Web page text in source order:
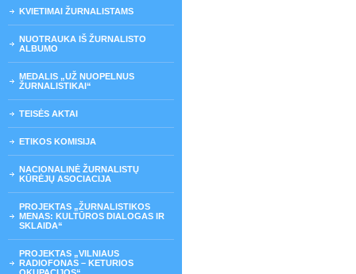
KVIETIMAI ŽURNALISTAMS
NUOTRAUKA IŠ ŽURNALISTO
ALBUMO
MEDALIS „UŽ NUOPELNUS
ŽURNALISTIKAI“
TEISĖS AKTAI
ETIKOS KOMISIJA
NACIONALINĖ ŽURNALISTŲ
KŪRĖJŲ ASOCIACIJA
PROJEKTAS „ŽURNALISTIKOS
MENAS: KULTŪROS DIALOGAS IR
SKLAIDA“
PROJEKTAS „VILNIAUS
RADIOFONAS – KETURIOS